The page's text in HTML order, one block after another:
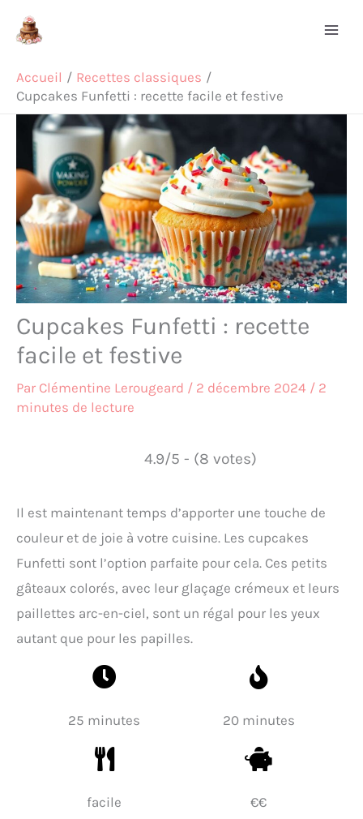
Accueil
Recettes classiques
Cupcakes Funfetti : recette facile et festive
Cupcakes Funfetti : recette
facile et festive
Par Clémentine Lerougeard / 2 décembre 2024 / 2
minutes de lecture
4.9/5 - (8 votes)
Il est maintenant temps d’apporter une touche de
couleur et de joie à votre cuisine. Les cupcakes
Funfetti sont l’option parfaite pour cela. Ces petits
gâteaux colorés, avec leur glaçage crémeux et leurs
paillettes arc-en-ciel, sont un régal pour les yeux
autant que pour les papilles.
25 minutes 20 minutes
facile €€
Rechercher